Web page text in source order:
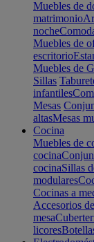
Muebles de
matrimonio
noche
Muebles de
escritorio
Muebles de
Sillas
infantiles
Mesas
altasMesas
Cocina
Muebles de
cocina
cocinaSillas
modulares
Cocinas a
Accesorios
mesa
licores